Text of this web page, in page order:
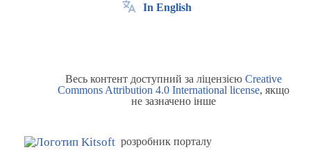
In English
Весь контент доступний за ліцензією Creative
Commons Attribution 4.0 International license, якщо
не зазначено інше
розробник порталу